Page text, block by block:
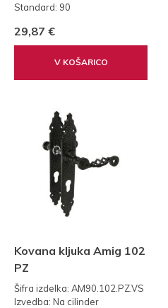
Standard: 90
29,87 €
V KOŠARICO
Kovana kljuka Amig 102
PZ
Šifra izdelka: AM90.102.PZ.VS
Izvedba: Na cilinder